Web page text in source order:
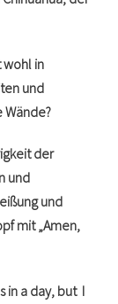
wohl in
und
der
und
und
mit „Amen,
in a day, but I